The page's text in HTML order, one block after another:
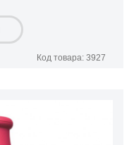
Код товара: 3927